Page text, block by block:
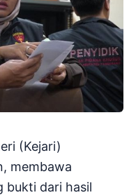
(Kejari)
membawa
bukti dari hasil